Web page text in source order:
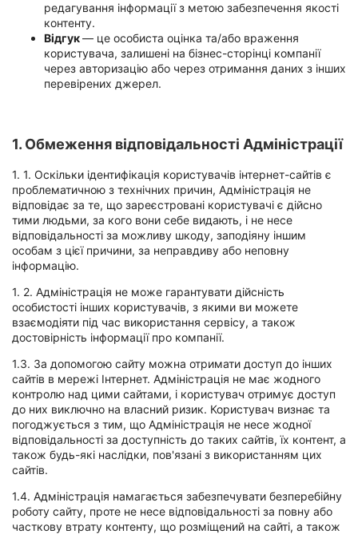
Харків
Запоріжжя
Львів
Кривий
Ріг
Миколаїв
Херсон
Полтава
Чернігів
Черкаси
Суми
Івано-
Франківськ
Луцьк
Ужгород
редагування інформації з метою забезпечення якості
контенту.
Відгук— це особиста оцінка та/або враження
користувача, залишені на бізнес-сторінці компанії
через авторизацію або через отримання даних з інших
перевірених джерел.
1. Обмеження відповідальності Адміністрації
1. 1. Оскільки ідентифікація користувачів інтернет-сайтів є
проблематичною з технічних причин, Адміністрація не
відповідає за те, що зареєстровані користувачі є дійсно
тими людьми, за кого вони себе видають, і не несе
відповідальності за можливу шкоду, заподіяну іншим
особам з цієї причини, за неправдиву або неповну
інформацію.
1. 2. Адміністрація не може гарантувати дійсність
особистості інших користувачів, з якими ви можете
взаємодіяти під час використання сервісу, а також
достовірність інформації про компанії.
1.3. За допомогою сайту можна отримати доступ до інших
сайтів в мережі Інтернет. Адміністрація не має жодного
контролю над цими сайтами, і користувач отримує доступ
до них виключно на власний ризик. Користувач визнає та
погоджується з тим, що Адміністрація не несе жодної
відповідальності за доступність до таких сайтів, їх контент, а
також будь-які наслідки, пов'язані з використанням цих
сайтів.
1.4. Адміністрація намагається забезпечувати безперебійну
роботу сайту, проте не несе відповідальності за повну або
часткову втрату контенту, що розміщений на сайті, а також